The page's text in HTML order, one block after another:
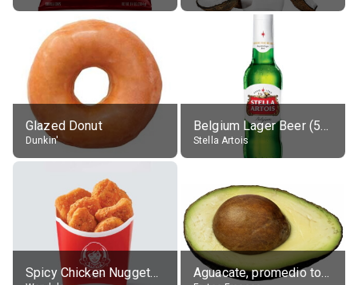
Glazed Donut
Dunkin'
Belgium Lager Beer (5% alc.)
Stella Artois
Spicy Chicken Nuggets, without sauce Aguacate, promedio todos variedades, crudo